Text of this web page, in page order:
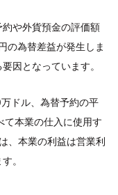
や外貨預金の評価額
の為替差益が発生しま
因となっています。
ドル、為替予約の平
本業の仕入に使用す
、本業の利益は営業利
。